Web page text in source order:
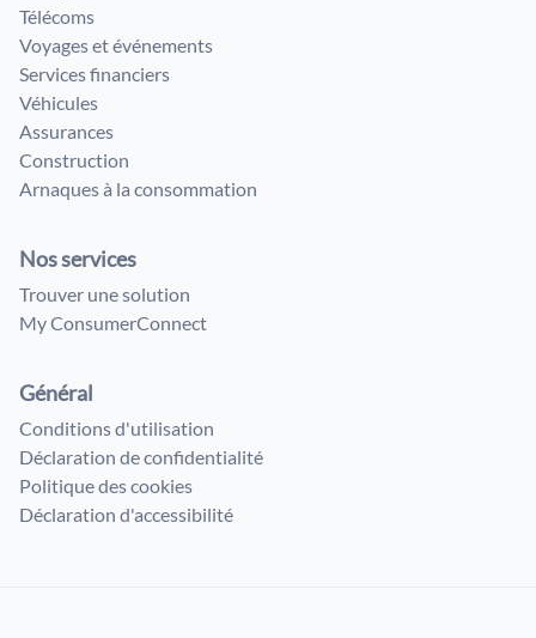
Télécoms
Voyages et événements
Services financiers
Véhicules
Assurances
Construction
Arnaques à la consommation
Nos services
Trouver une solution
My ConsumerConnect
Général
Conditions d'utilisation
Déclaration de confidentialité
Politique des cookies
Déclaration d'accessibilité